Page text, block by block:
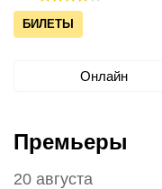
Онлайн
БИЛЕТЫ
Премьеры
20 августа